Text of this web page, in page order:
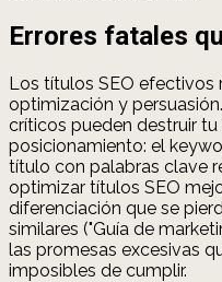
Errores fatales
Los títulos SEO efectivos
optimización y
críticos pueden destruir
posicionamiento: el
título con palabras clave
optimizar títulos SEO
diferenciación que se
similares ("Guía de
las promesas excesivas
imposibles de cumplir.